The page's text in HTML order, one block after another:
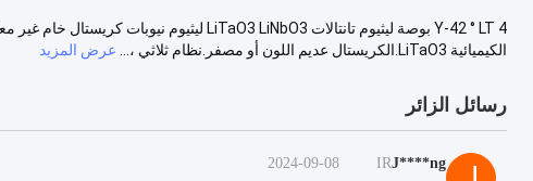
الكيميائية LiTaO3.الكريستال عديم اللون أو مصفر.نظام ثلاثي ،...
عرض المزيد
رسائل الزائر
J****ng
IR
2024-09-08